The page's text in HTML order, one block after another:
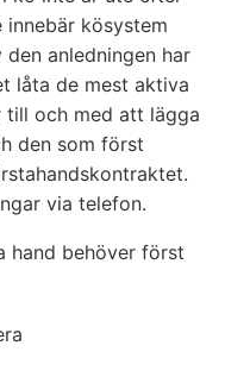
kösystem
anledningen har
låta de mest aktiva
till och med att lägga
den som först
via telefon.
hand behöver först